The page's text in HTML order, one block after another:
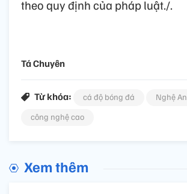
theo quy định của pháp luật./.
Tá Chuyên
Từ khóa: cá độ bóng đá
Nghệ An
công nghệ cao
Xem thêm